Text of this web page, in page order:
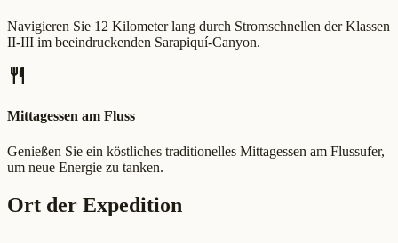
Navigieren Sie 12 Kilometer lang durch Stromschnellen der Klassen
II-III im beeindruckenden Sarapiquí-Canyon.
restaurant
Mittagessen am Fluss
Genießen Sie ein köstliches traditionelles Mittagessen am Flussufer,
um neue Energie zu tanken.
Ort der Expedition